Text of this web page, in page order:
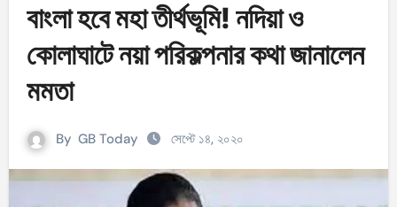
বাংলা হবে মহা তীর্থভূমি! নদিয়া ও
কোলাঘাটে নয়া পরিকল্পনার কথা জানালেন
মমতা
By GB Today সেপ্টে ১৪, ২০২০